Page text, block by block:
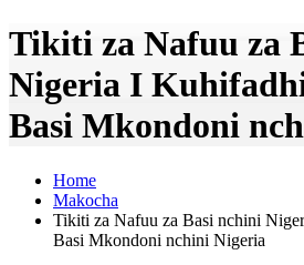
Tikiti za Nafuu za
Nigeria I
Basi Mkondoni
Home
Makocha
Tikiti za Nafuu za Basi nchini
Basi Mkondoni nchini Nigeria